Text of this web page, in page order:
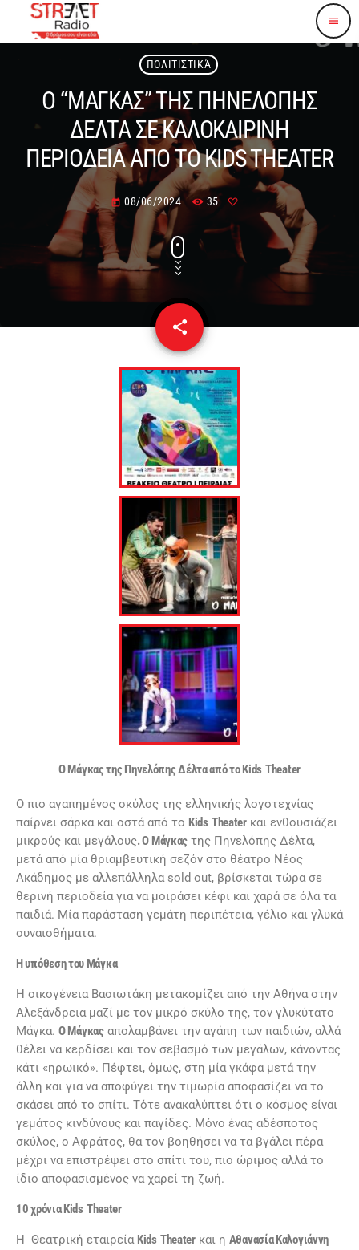
menu
ΠΟΛΙΤΙΣΤΙΚΆ
Ο “ΜΑΓΚΑΣ” ΤΗΣ ΠΗΝΕΛΟΠΗΣ
ΔΕΛΤΑ ΣΕ ΚΑΛΟΚΑΙΡΙΝΗ
ΠΕΡΙΟΔΕΙΑ ΑΠΟ ΤΟ KIDS THEATER
today 08/06/2024 35
share
email
Ο Μάγκας της Πηνελόπης Δέλτα από το Kids Theater
Ο πιο αγαπημένος σκύλος της ελληνικής λογοτεχνίας
παίρνει σάρκα και οστά από το Kids Theaterκαι ενθουσιάζει
μικρούς και μεγάλους. Ο Μάγκας της Πηνελόπης Δέλτα,
μετά από μία θριαμβευτική σεζόν στο θέατρο Νέος
Ακάδημος με αλλεπάλληλα sold out, βρίσκεται τώρα σε
θερινή περιοδεία για να μοιράσει κέφι και χαρά σε όλα τα
παιδιά. Μία παράσταση γεμάτη περιπέτεια, γέλιο και γλυκά
συναισθήματα.
Η υπόθεση του Μάγκα
Η οικογένεια Βασιωτάκη μετακομίζει από την Αθήνα στην
Αλεξάνδρεια μαζί με τον μικρό σκύλο της, τον γλυκύτατο
Μάγκα. Ο Μάγκαςαπολαμβάνει την αγάπη των παιδιών, αλλά
θέλει να κερδίσει και τον σεβασμό των μεγάλων, κάνοντας
κάτι «ηρωικό». Πέφτει, όμως, στη μία γκάφα μετά την
άλλη και για να αποφύγει την τιμωρία αποφασίζει να το
σκάσει από το σπίτι. Τότε ανακαλύπτει ότι ο κόσμος είναι
γεμάτος κινδύνους και παγίδες. Μόνο ένας αδέσποτος
σκύλος, ο Αφράτος, θα τον βοηθήσει να τα βγάλει πέρα
μέχρι να επιστρέψει στο σπίτι του, πιο ώριμος αλλά το
ίδιο αποφασισμένος να χαρεί τη ζωή.
10 χρόνια Kids Theater
Η Θεατρική εταιρεία Kids Theaterκαι η Αθανασία Καλογιάννη